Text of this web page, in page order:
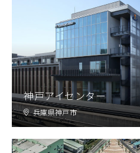
神戸アイセンター
兵庫県神戸市